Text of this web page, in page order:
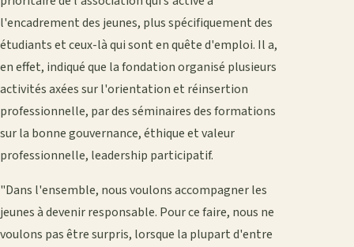
l'encadrement des jeunes, plus spécifiquement des
étudiants et ceux-là qui sont en quête d'emploi. Il a,
en effet, indiqué que la fondation organisé plusieurs
activités axées sur l'orientation et réinsertion
professionnelle, par des séminaires des formations
sur la bonne gouvernance, éthique et valeur
professionnelle, leadership participatif.
"Dans l'ensemble, nous voulons accompagner les
jeunes à devenir responsable. Pour ce faire, nous ne
voulons pas être surpris, lorsque la plupart d'entre